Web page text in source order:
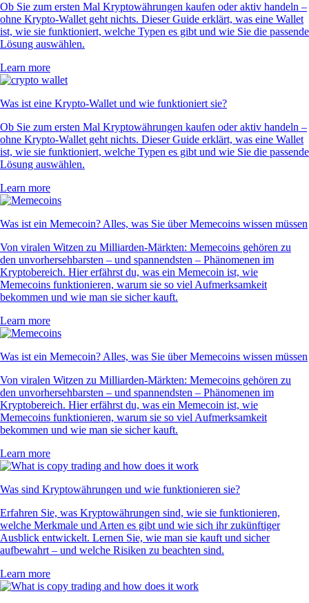
Ob Sie zum ersten Mal Kryptowährungen kaufen oder aktiv handeln –
ohne Krypto-Wallet geht nichts. Dieser Guide erklärt, was eine Wallet
ist, wie sie funktioniert, welche Typen es gibt und wie Sie die passende
Lösung auswählen.
Learn more
Was ist eine Krypto-Wallet und wie funktioniert sie?
Ob Sie zum ersten Mal Kryptowährungen kaufen oder aktiv handeln –
ohne Krypto-Wallet geht nichts. Dieser Guide erklärt, was eine Wallet
ist, wie sie funktioniert, welche Typen es gibt und wie Sie die passende
Lösung auswählen.
Learn more
Was ist ein Memecoin? Alles, was Sie über Memecoins wissen müssen
Von viralen Witzen zu Milliarden-Märkten: Memecoins gehören zu
den unvorhersehbarsten – und spannendsten – Phänomenen im
Kryptobereich. Hier erfährst du, was ein Memecoin ist, wie
Memecoins funktionieren, warum sie so viel Aufmerksamkeit
bekommen und wie man sie sicher kauft.
Learn more
Was ist ein Memecoin? Alles, was Sie über Memecoins wissen müssen
Von viralen Witzen zu Milliarden-Märkten: Memecoins gehören zu
den unvorhersehbarsten – und spannendsten – Phänomenen im
Kryptobereich. Hier erfährst du, was ein Memecoin ist, wie
Memecoins funktionieren, warum sie so viel Aufmerksamkeit
bekommen und wie man sie sicher kauft.
Learn more
Was sind Kryptowährungen und wie funktionieren sie?
Erfahren Sie, was Kryptowährungen sind, wie sie funktionieren,
welche Merkmale und Arten es gibt und wie sich ihr zukünftiger
Ausblick entwickelt. Lernen Sie, wie man sie kauft und sicher
aufbewahrt – und welche Risiken zu beachten sind.
Learn more